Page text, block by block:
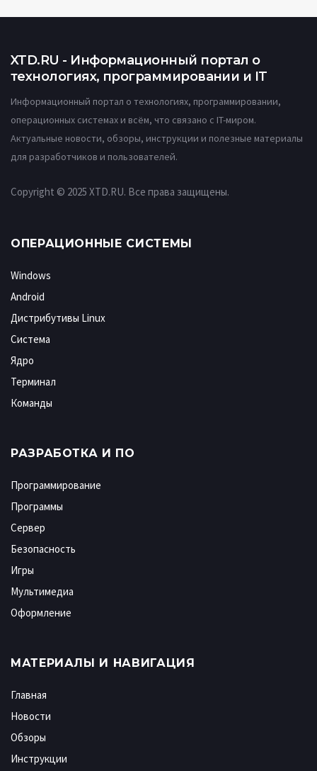
XTD.RU - Информационный портал о
технологиях, программировании и IT
Информационный портал о технологиях, программировании,
операционных системах и всём, что связано с IT-миром.
Актуальные новости, обзоры, инструкции и полезные материалы
для разработчиков и пользователей.
Copyright © 2025 XTD.RU. Все права защищены.
ОПЕРАЦИОННЫЕ СИСТЕМЫ
Windows
Android
Дистрибутивы Linux
Система
Ядро
Терминал
Команды
РАЗРАБОТКА И ПО
Программирование
Программы
Сервер
Безопасность
Игры
Мультимедиа
Оформление
МАТЕРИАЛЫ И НАВИГАЦИЯ
Главная
Новости
Обзоры
Инструкции